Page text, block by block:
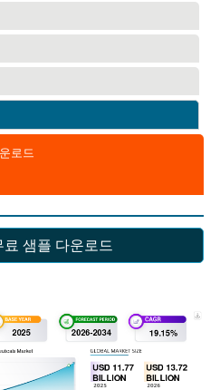
로드
료 샘플 다운로드